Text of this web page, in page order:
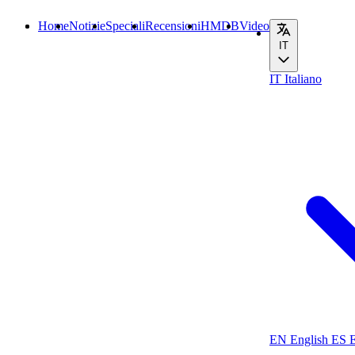
HomeNotizieSpecialiRecensioniHMDBVideo
IT
IT Italiano
EN English ES